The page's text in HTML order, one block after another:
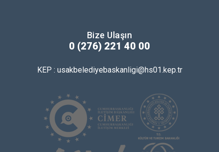
Bize Ulaşın
0 (276) 221 40 00
KEP : usakbelediyebaskanligi@hs01.kep.tr